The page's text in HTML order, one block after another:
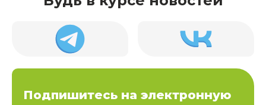
Подпишитесь на электронную